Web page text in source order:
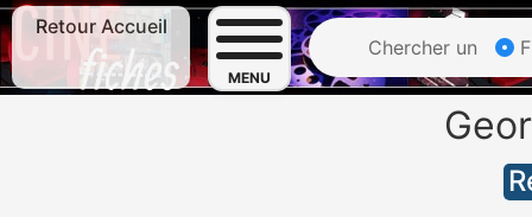
Retour Accueil
MENU
Chercher un